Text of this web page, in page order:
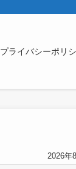
プライバシーポリ
2026年